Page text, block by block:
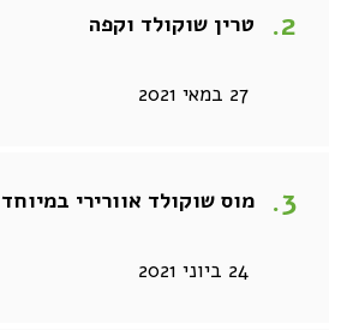
טרין שוקולד וקפה
27 במאי 2021
מוס שוקולד אוורירי במיוחד
24 ביוני 2021